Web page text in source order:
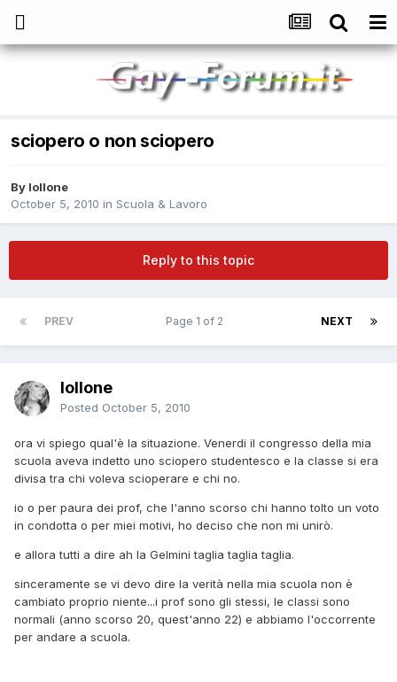
sciopero o non sciopero
By lollone
October 5, 2010 in Scuola & Lavoro
Reply to this topic
PREV NEXT
Page 1 of 2
lollone
Posted October 5, 2010
ora vi spiego qual'è la situazione. Venerdi il congresso della mia
scuola aveva indetto uno sciopero studentesco e la classe si era
divisa tra chi voleva scioperare e chi no.
io o per paura dei prof, che l'anno scorso chi hanno tolto un voto
in condotta o per miei motivi, ho deciso che non mi unirò.
e allora tutti a dire ah la Gelmini taglia taglia taglia.
sinceramente se vi devo dire la verità nella mia scuola non è
cambiato proprio niente...i prof sono gli stessi, le classi sono
normali (anno scorso 20, quest'anno 22) e abbiamo l'occorrente
per andare a scuola.